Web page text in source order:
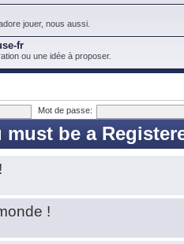
jouer, nous aussi.
fr
ou une idée à proposer.
Mot de passe:
must be a
!